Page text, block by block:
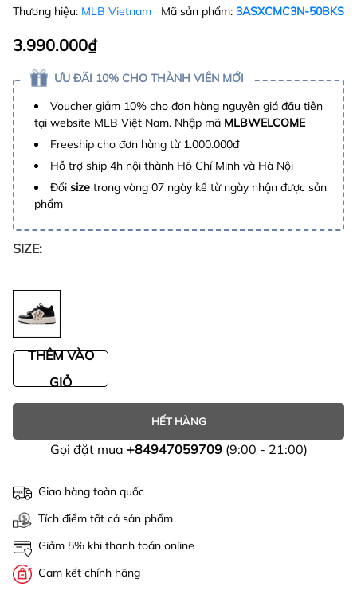
Thương hiệu: MLB Vietnam Mã sản phẩm: 3ASXCMC3N-50BKS
3.990.000₫
ƯU ĐÃI 10% CHO THÀNH VIÊN MỚI
Voucher giảm 10% cho đơn hàng nguyên giá đầu tiên
tại website MLB Việt Nam. Nhập mã MLBWELCOME
Freeship cho đơn hàng từ 1.000.000đ
Hỗ trợ ship 4h nội thành Hồ Chí Minh và Hà Nội
Đổi size trong vòng 07 ngày kể từ ngày nhận được sản
phẩm
SIZE:
THÊM VÀO
GIỎ
HẾT HÀNG
Gọi đặt mua +84947059709(9:00 - 21:00)
Giao hàng toàn quốc
Tích điểm tất cả sản phẩm
Giảm 5% khi thanh toán online
Cam kết chính hãng